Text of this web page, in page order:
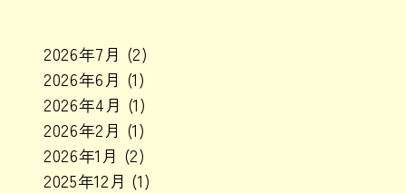
2026年7月 (2)
2026年6月 (1)
2026年4月 (1)
2026年2月 (1)
2026年1月 (2)
2025年12月 (1)